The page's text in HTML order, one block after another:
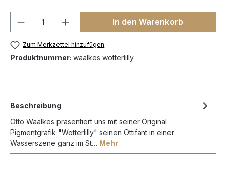
In den Warenkorb
Zum Merkzettel hinzufügen
Produktnummer: waalkes wotterlilly
Beschreibung
Otto Waalkes präsentiert uns mit seiner Original
Pigmentgrafik "Wotterlilly" seinen Ottifant in einer
Wasserszene ganz im St… Mehr